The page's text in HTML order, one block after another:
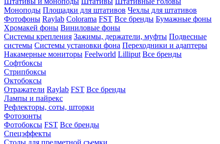
Моноподы Площадки для штативов Чехлы для штативов
Фотофоны Raylab Colorama FST Все бренды Бумажные фоны
Хромакей фоны Виниловые фоны
Системы крепления Зажимы, держатели, муфты Подвесные
системы Системы установки фона Переходники и адаптеры
Накамерные мониторы Feelworld Lilliput Все бренды
Софтбоксы
Стрипбоксы
Октобоксы
Отражатели Raylab FST Все бренды
Лампы и пайрекс
Рефлекторы, соты, шторки
Фотозонты
Фотобоксы FST Все бренды
Спецэффекты
Столы для предметной съемки